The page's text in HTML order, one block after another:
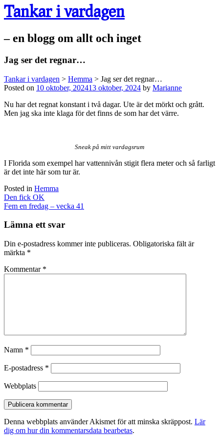
Tankar i vardagen
– en blogg om allt och inget
Jag ser det regnar…
Tankar i vardagen > Hemma > Jag ser det regnar…
Posted on 10 oktober, 202413 oktober, 2024 by Marianne
Nu har det regnat konstant i två dagar. Ute är det mörkt och grått.
Men jag ska inte klaga för det finns de som har det värre.
Sneak på mitt vardagsrum
I Florida som exempel har vattennivån stigit flera meter och så farligt
är det inte här som tur är.
Posted in Hemma
Post
navigation
Den fick OK
Fem en fredag – vecka 41
Lämna ett svar
Din e-postadress kommer inte publiceras. Obligatoriska fält är
märkta *
Kommentar *
Namn *
E-postadress *
Webbplats
Denna webbplats använder Akismet för att minska skräppost. Lär
dig om hur din kommentarsdata bearbetas.